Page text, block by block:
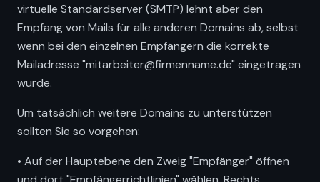
virtuelle Standardserver (SMTP) lehnt aber den
Empfang von Mails für alle anderen Domains ab, selbst
wenn bei den einzelnen Empfängern die korrekte
Mailadresse "mitarbeiter@firmenname.de" eingetragen
wurde.
Um tatsächlich weitere Domains zu unterstützen
sollten Sie so vorgehen:
• Auf der Hauptebene den Zweig "Empfänger" öffnen